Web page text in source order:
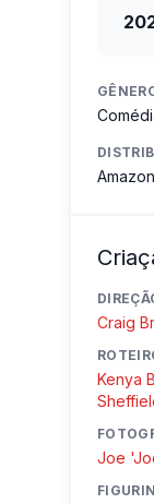
Amazon
Craig
Kenya
Joe